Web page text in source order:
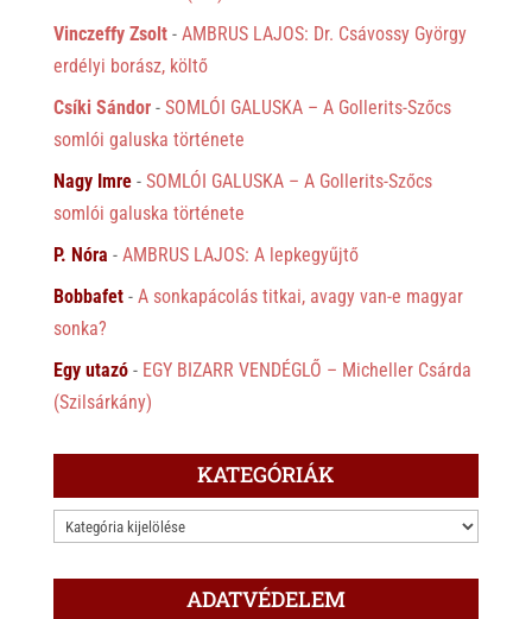
Vinczeffy Zsolt- AMBRUS LAJOS: Dr. Csávossy György
erdélyi borász, költő
Csíki Sándor- SOMLÓI GALUSKA – A Gollerits-Szőcs
somlói galuska története
Nagy Imre- SOMLÓI GALUSKA – A Gollerits-Szőcs
somlói galuska története
P. Nóra - AMBRUS LAJOS: A lepkegyűjtő
Bobbafet- A sonkapácolás titkai, avagy van-e magyar
sonka?
Egy utazó- EGY BIZARR VENDÉGLŐ – Micheller Csárda
(Szilsárkány)
KATEGÓRIÁK
KATEGÓRIÁK
ADATVÉDELEM